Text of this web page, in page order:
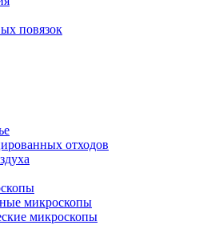
повязок
отходов
микроскопы
микроскопы